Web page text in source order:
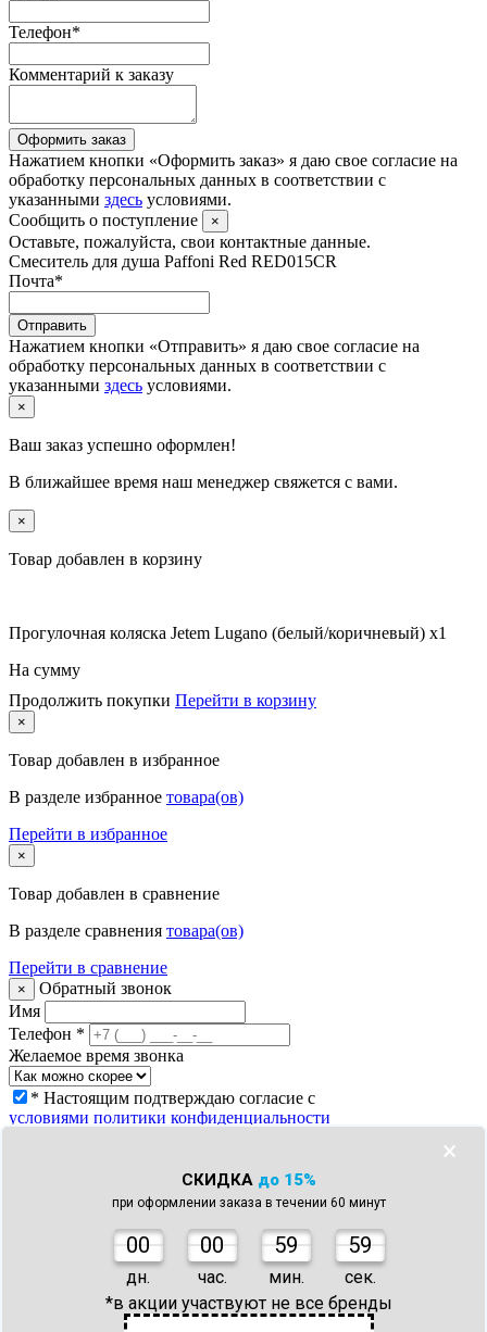
СКИДКА до 15%
при оформлении заказа в течении 60 минут
00
дн.
00
час.
59
мин.
59
сек.
*в акции участвуют не все бренды
×
Телефон*
Комментарий к заказу
Оформить заказ
Нажатием кнопки «Оформить заказ» я даю свое согласие на
обработку персональных данных в соответствии с
указанными здесь условиями.
Сообщить о поступление
×
Оставьте, пожалуйста, свои контактные данные.
Смеситель для душа Paffoni Red RED015CR
Почта*
Отправить
Нажатием кнопки «Отправить» я даю свое согласие на
обработку персональных данных в соответствии с
указанными здесь условиями.
×
Ваш заказ успешно оформлен!
В ближайшее время наш менеджер свяжется с вами.
×
Товар добавлен в корзину
Прогулочная коляска Jetem Lugano (белый/коричневый) x1
На сумму
Продолжить покупки Перейти в корзину
×
Товар добавлен в избранное
В разделе избранное товара(ов)
Перейти в избранное
×
Товар добавлен в сравнение
В разделе сравнения товара(ов)
Перейти в сравнение
×
Обратный звонок
Имя
Телефон *
Желаемое время звонка
* Настоящим подтверждаю согласие с
условиями политики конфиденциальности
Номер заказа *
* Настоящим подтверждаю согласие с
условиями политики конфиденциальности
Узнать статус заказа
Спасибо!